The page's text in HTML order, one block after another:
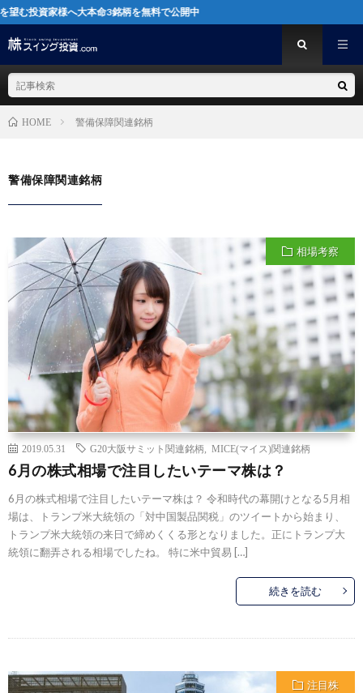
家様へ大本命3銘柄を無料で公開中
HOME 警備保障関連銘柄
警備保障関連銘柄
相場考察
2019.05.31 G20大阪サミット関連銘柄 MICE(マイス)関連銘柄
6月の株式相場で注目したいテーマ株は？
6月の株式相場で注目したいテーマ株は？ 令和時代の幕開けとなる5月相
場は、トランプ米大統領の「対中国製品関税」のツイートから始まり、
トランプ米大統領の来日で締めくくる形となりました。正にトランプ大
統領に翻弄される相場でしたね。 特に米中貿易 […]
続きを読む
注目株